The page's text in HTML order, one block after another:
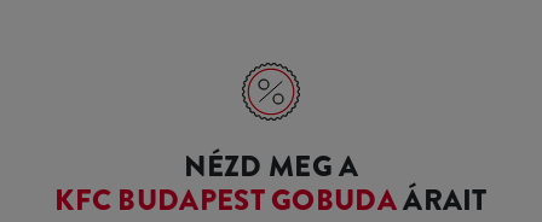
NÉZD MEG A
KFC BUDAPEST GOBUDAÁRAIT